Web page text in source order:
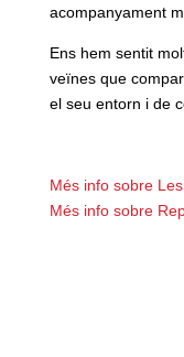
acompanyament
Ens hem sentit
veïnes que
el seu entorn i de
Més info sobre
Més info sobre